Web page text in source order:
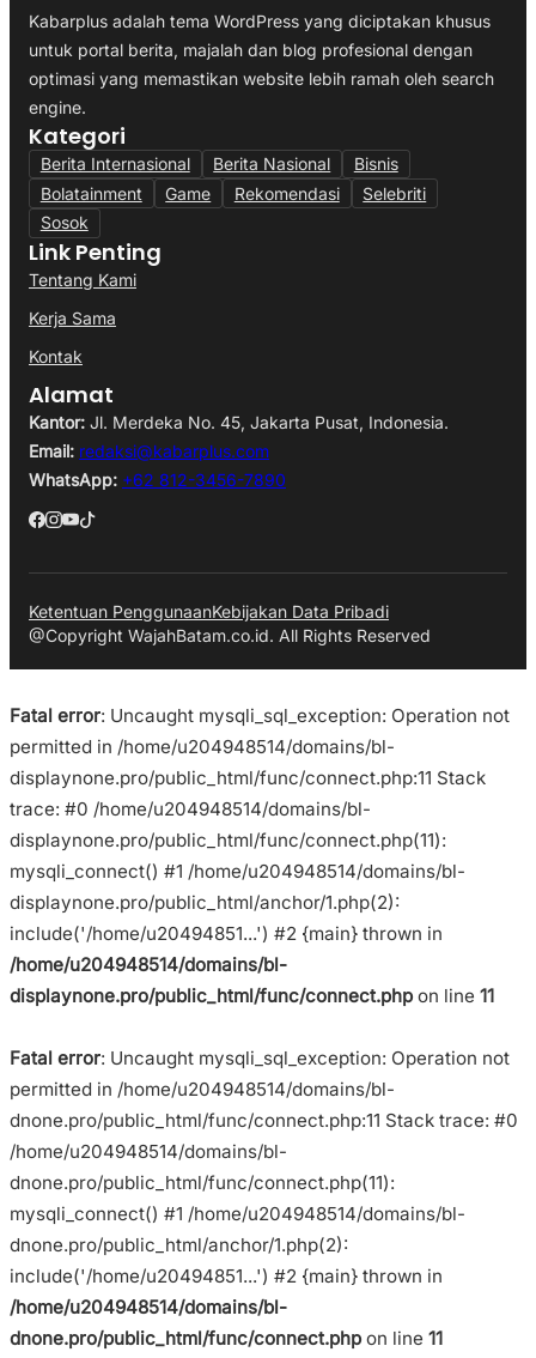
Kabarplus adalah tema WordPress yang diciptakan khusus
untuk portal berita, majalah dan blog profesional dengan
optimasi yang memastikan website lebih ramah oleh search
engine.
Kategori
Berita Internasional Berita Nasional
Bisnis
Bolatainment
Game Rekomendasi
Selebriti
Sosok
Link Penting
Tentang Kami
Kerja Sama
Kontak
Alamat
Kantor: Jl. Merdeka No. 45, Jakarta Pusat, Indonesia.
Email: redaksi@kabarplus.com
WhatsApp: +62 812-3456-7890
Ketentuan PenggunaanKebijakan Data Pribadi
@Copyright WajahBatam.co.id. All Rights Reserved
Fatal error: Uncaught mysqli_sql_exception: Operation not
permitted in /home/u204948514/domains/bl-
displaynone.pro/public_html/func/connect.php:11 Stack
trace: #0 /home/u204948514/domains/bl-
displaynone.pro/public_html/func/connect.php(11):
mysqli_connect() #1 /home/u204948514/domains/bl-
displaynone.pro/public_html/anchor/1.php(2):
include('/home/u20494851...') #2 {main} thrown in
/home/u204948514/domains/bl-
displaynone.pro/public_html/func/connect.phpon line 11
Fatal error: Uncaught mysqli_sql_exception: Operation not
permitted in /home/u204948514/domains/bl-
dnone.pro/public_html/func/connect.php:11 Stack trace: #0
/home/u204948514/domains/bl-
dnone.pro/public_html/func/connect.php(11):
mysqli_connect() #1 /home/u204948514/domains/bl-
dnone.pro/public_html/anchor/1.php(2):
include('/home/u20494851...') #2 {main} thrown in
/home/u204948514/domains/bl-
dnone.pro/public_html/func/connect.phpon line 11